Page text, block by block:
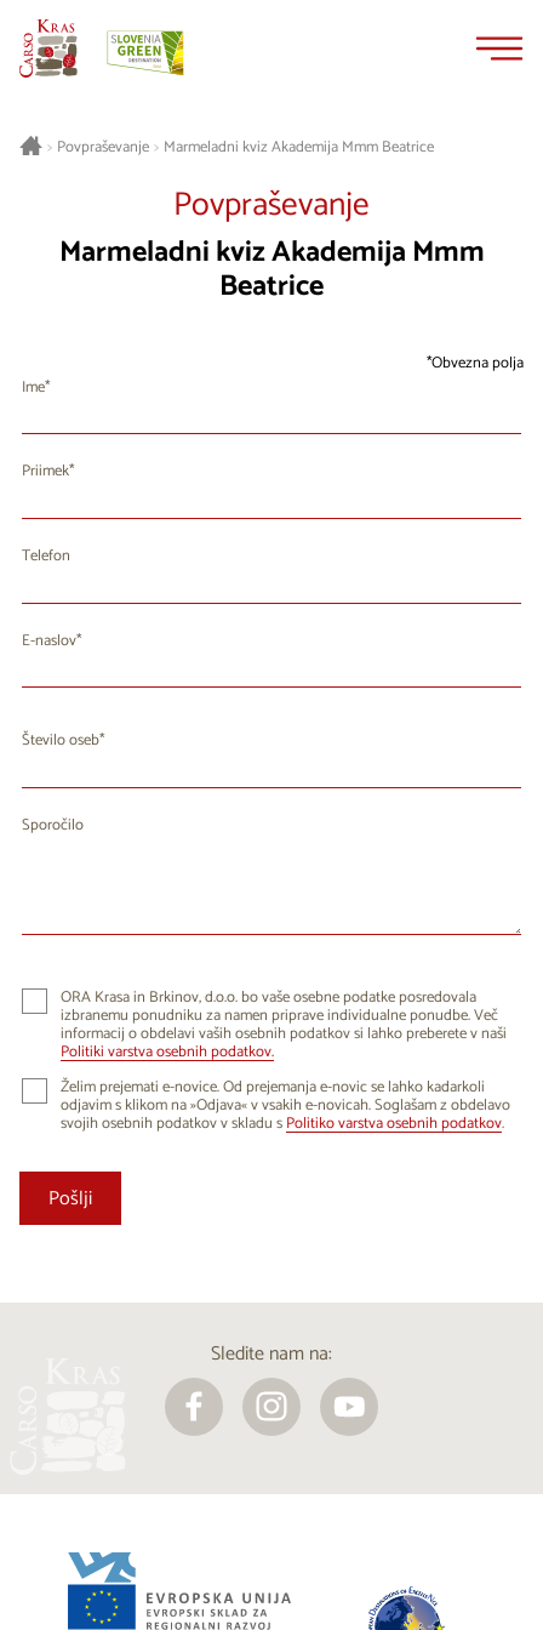
> Povpraševanje> Marmeladni kviz Akademija Mmm Beatrice
Povpraševanje
Marmeladni kviz Akademija Mmm
Beatrice
Obvezna polja
Ime
Priimek
Telefon
E-naslov
Število oseb
Sporočilo
ORA Krasa in Brkinov, d.o.o. bo vaše osebne podatke posredovala
izbranemu ponudniku za namen priprave individualne ponudbe. Več
informacij o obdelavi vaših osebnih podatkov si lahko preberete v naši
Politiki varstva osebnih podatkov.
Želim prejemati e-novice. Od prejemanja e-novic se lahko kadarkoli
odjavim s klikom na »Odjava« v vsakih e-novicah. Soglašam z obdelavo
svojih osebnih podatkov v skladu sPolitiko varstva osebnih podatkov.
Sledite nam na: